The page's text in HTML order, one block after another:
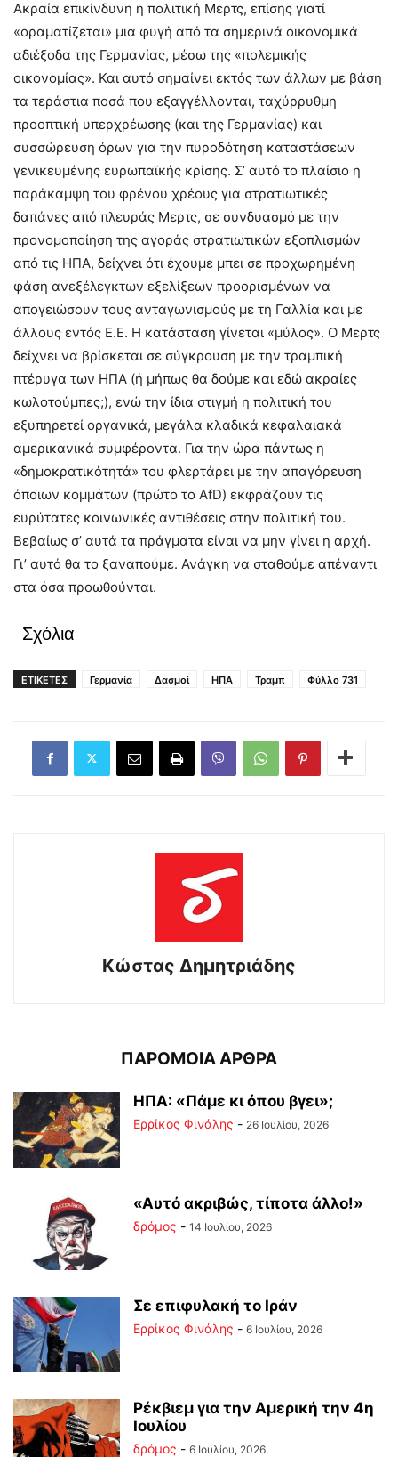
Ακραία επικίνδυνη η πολιτική Μερτς, επίσης γιατί
«οραματίζεται» μια φυγή από τα σημερινά οικονομικά
αδιέξοδα της Γερμανίας, μέσω της «πολεμικής
οικονομίας». Και αυτό σημαίνει εκτός των άλλων με βάση
τα τεράστια ποσά που εξαγγέλλονται, ταχύρρυθμη
προοπτική υπερχρέωσης (και της Γερμανίας) και
συσσώρευση όρων για την πυροδότηση καταστάσεων
γενικευμένης ευρωπαϊκής κρίσης. Σ’ αυτό το πλαίσιο η
παράκαμψη του φρένου χρέους για στρατιωτικές
δαπάνες από πλευράς Μερτς, σε συνδυασμό με την
προνομοποίηση της αγοράς στρατιωτικών εξοπλισμών
από τις ΗΠΑ, δείχνει ότι έχουμε μπει σε προχωρημένη
φάση ανεξέλεγκτων εξελίξεων προορισμένων να
απογειώσουν τους ανταγωνισμούς με τη Γαλλία και με
άλλους εντός Ε.Ε. Η κατάσταση γίνεται «μύλος». Ο Μερτς
δείχνει να βρίσκεται σε σύγκρουση με την τραμπική
πτέρυγα των ΗΠΑ (ή μήπως θα δούμε και εδώ ακραίες
κωλοτούμπες;), ενώ την ίδια στιγμή η πολιτική του
εξυπηρετεί οργανικά, μεγάλα κλαδικά κεφαλαιακά
αμερικανικά συμφέροντα. Για την ώρα πάντως η
«δημοκρατικότητά» του φλερτάρει με την απαγόρευση
όποιων κομμάτων (πρώτο το AfD) εκφράζουν τις
ευρύτατες κοινωνικές αντιθέσεις στην πολιτική του.
Βεβαίως σ’ αυτά τα πράγματα είναι να μην γίνει η αρχή.
Γι’ αυτό θα το ξαναπούμε. Ανάγκη να σταθούμε απέναντι
στα όσα προωθούνται.
Σχόλια
ΕΤΙΚΕΤΕΣ Γερμανία Δασμοί ΗΠΑ Τραμπ Φύλλο 731
Kώστας Δημητριάδης
ΠΑΡΟΜΟΙΑ ΑΡΘΡΑ
ΗΠΑ: «Πάμε κι όπου βγει»;
Ερρίκος Φινάλης - 26 Ιουλίου, 2026
«Αυτό ακριβώς, τίποτα άλλο!»
δρόμος - 14 Ιουλίου, 2026
Σε επιφυλακή το Ιράν
Ερρίκος Φινάλης - 6 Ιουλίου, 2026
Ρέκβιεμ για την Αμερική την 4η
Ιουλίου
δρόμος - 6 Ιουλίου, 2026